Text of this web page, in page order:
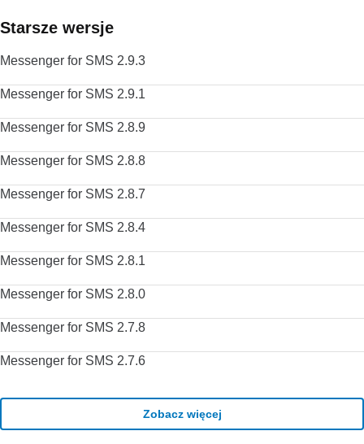
Starsze wersje
Messenger for SMS 2.9.3
Messenger for SMS 2.9.1
Messenger for SMS 2.8.9
Messenger for SMS 2.8.8
Messenger for SMS 2.8.7
Messenger for SMS 2.8.4
Messenger for SMS 2.8.1
Messenger for SMS 2.8.0
Messenger for SMS 2.7.8
Messenger for SMS 2.7.6
Zobacz więcej